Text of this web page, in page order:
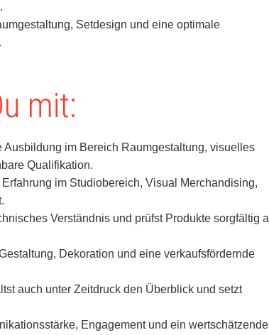
Setdesign und eine optimale
mit:
Ausbildung im Bereich Raumgestaltung, visuelles
Qualifikation.
im Studiobereich, Visual Merchandising,
Verständnis und prüfst Produkte sorgfältig
Dekoration und eine verkaufsfördernde
auch unter Zeitdruck den Überblick und setzt
Engagement und ein